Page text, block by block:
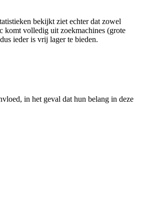
bekijkt ziet echter dat zowel
komt volledig uit zoekmachines (grote
ieder is vrij lager te bieden.
in het geval dat hun belang in deze